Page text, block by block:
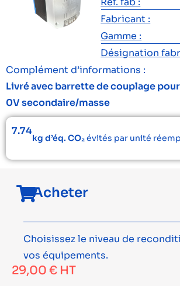
Fabricant :
Gamme :
Désignation
Complément d’informations :
Livré avec barrette de couplage
0V secondaire/masse
7.74
kg d’éq. CO₂évités par unité
Acheter
Choisissez le niveau de
vos équipements.
29,00 € HT